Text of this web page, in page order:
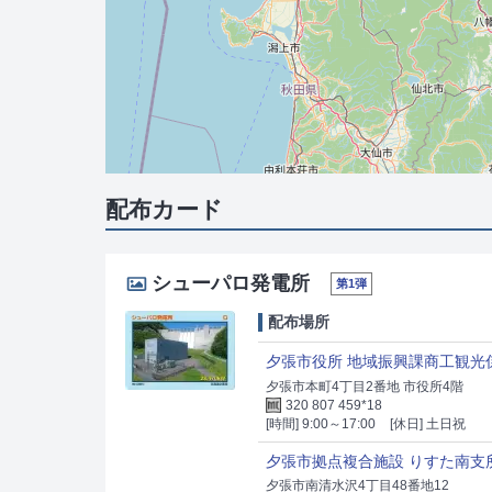
配布カード
シューパロ発電所 第1弾
配布場所
夕張市役所 地域振興課商工観光
夕張市本町4丁目2番地 市役所4階
320 807 459*18
[時間] 9:00～17:00
[休日] 土日祝
夕張市拠点複合施設 りすた南支
夕張市南清水沢4丁目48番地12